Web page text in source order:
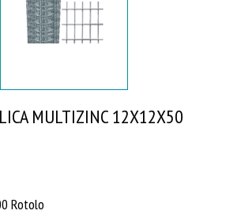
MULTIZINC 12X12X50
Rotolo